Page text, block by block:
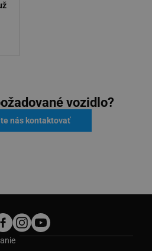
vozidlo?
nás kontaktovať